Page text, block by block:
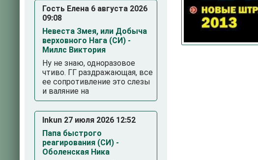
Гость Елена 6 августа 2026
09:08
Невеста Змея, или Добыча
верховного Нага (СИ) -
Миллс Виктория
Ну не знаю, одноразовое
чтиво. ГГ раздражающая, все
ее сопротивление это слезы
и валяние на
Inkun 27 июля 2026 12:52
Папа быстрого
реагирования (СИ) -
Оболенская Ника